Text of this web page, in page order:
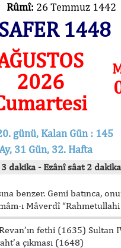
Rûmî: 26 Temmuz 1442
1448
2026
günü, Kalan Gün : 145
31 Gün, 32. Hafta
dakika - Ezânî sâat 2
benzer. Gemi batınca,
ı Mâverdî
fethi (1635) Sultan
çıkması (1648)